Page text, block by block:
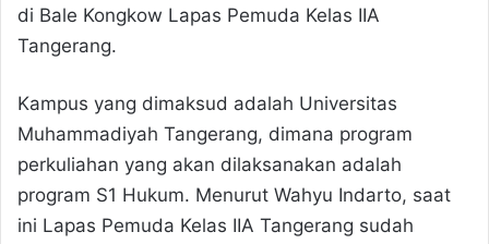
di Bale Kongkow Lapas Pemuda Kelas IIA
Tangerang.
Kampus yang dimaksud adalah Universitas
Muhammadiyah Tangerang, dimana program
perkuliahan yang akan dilaksanakan adalah
program S1 Hukum. Menurut Wahyu Indarto, saat
ini Lapas Pemuda Kelas IIA Tangerang sudah